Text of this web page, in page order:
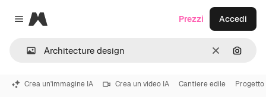
Close menu
Magnific
CancellaCerca
Prezzi Accedi
Crea un'immagine IA Crea un video IA Cantiere edile Progetto